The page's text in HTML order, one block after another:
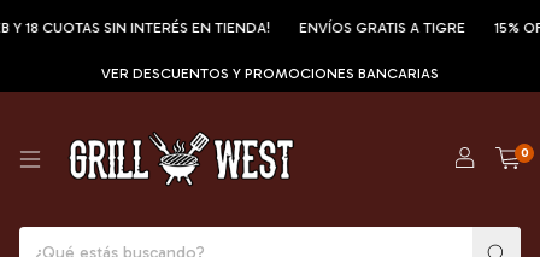
18 CUOTAS SIN INTERÉS EN TIENDA! ENVÍOS GRATIS A TIGRE 15%
VER DESCUENTOS Y PROMOCIONES BANCARIAS
0